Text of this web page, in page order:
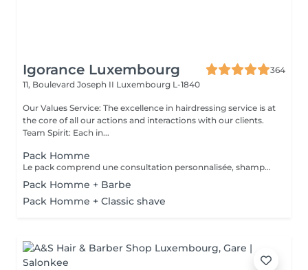
Igorance Luxembourg
364
11, Boulevard Joseph II Luxembourg L-1840
Our Values Service: The excellence in hairdressing service is at
the core of all our actions and interactions with our clients.
Team Spirit: Each in...
Pack Homme
Le pack comprend une consultation personnalisée, shampooing et conditionneur spécifiques REDKEN, la coupe IGORANCE (finitions sur cheveux secs ) et les produits de styling REDKEN * Tarifs à titre indicatifs à confirmer après la consultation personnalisée établit auprès de votre coiffeur/stylist/spécialiste * La direction se réserve le droit d’apporter des modifications pour le bon fonctionnement du salon
Pack Homme + Barbe
Pack Homme + Classic shave